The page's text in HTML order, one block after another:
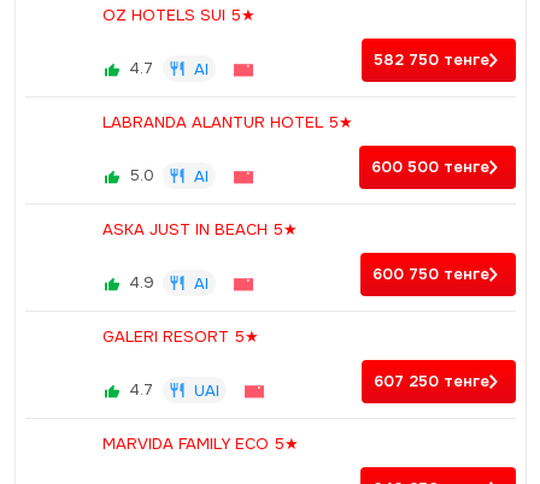
OZ HOTELS SUI 5★
4.7 AI 582 750 тенге
LABRANDA ALANTUR HOTEL 5★
5.0 AI 600 500 тенге
ASKA JUST IN BEACH 5★
4.9 AI 600 750 тенге
GALERI RESORT 5★
4.7 UAI 607 250 тенге
MARVIDA FAMILY ECO 5★